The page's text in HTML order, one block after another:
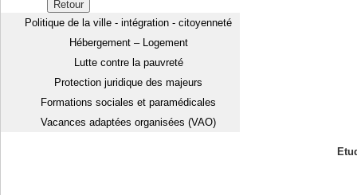
Retour
Politique de la ville - intégration - citoyenneté
Hébergement – Logement
Lutte contre la pauvreté
Protection juridique des majeurs
Formations sociales et paramédicales
Vacances adaptées organisées (VAO)